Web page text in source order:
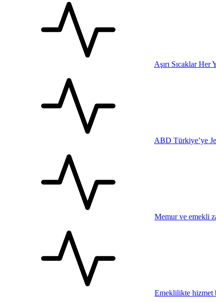
Aşırı Sıcaklar
ABD Türkiye’ye
Memur ve emekli
Emeklilikte hizmet